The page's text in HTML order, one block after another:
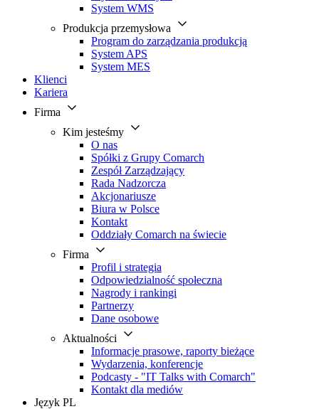
System WMS
Produkcja przemysłowa
Program do zarządzania produkcją
System APS
System MES
Klienci
Kariera
Firma
Kim jesteśmy
O nas
Spółki z Grupy Comarch
Zespół Zarządzający
Rada Nadzorcza
Akcjonariusze
Biura w Polsce
Kontakt
Oddziały Comarch na świecie
Firma
Profil i strategia
Odpowiedzialność społeczna
Nagrody i rankingi
Partnerzy
Dane osobowe
Aktualności
Informacje prasowe, raporty bieżące
Wydarzenia, konferencje
Podcasty - "IT Talks with Comarch"
Kontakt dla mediów
Język PL